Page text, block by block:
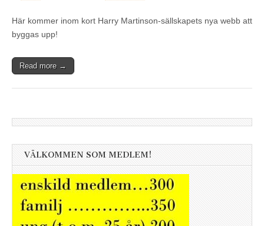
Här kommer inom kort Harry Martinson-sällskapets nya webb att
byggas upp!
Read more →
VÄLKOMMEN SOM MEDLEM!